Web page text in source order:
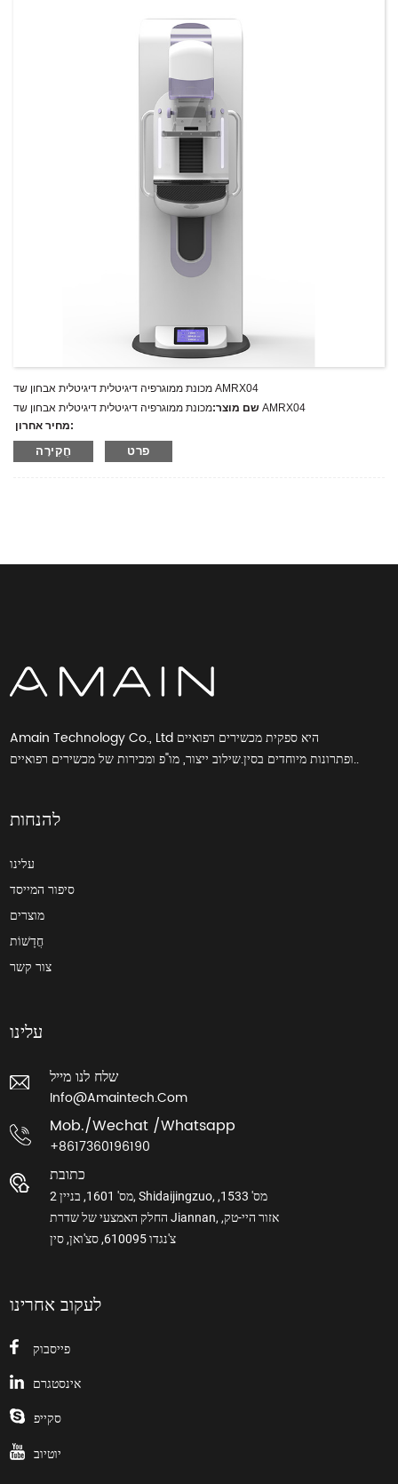
T/T,L/C,D/A,D/P,Western Union,MoneyGram,PayPal
מכונת ממוגרפיה דיגיטלית דיגיטלית אבחון שד AMRX04
שם מוצר: מכונת ממוגרפיה דיגיטלית דיגיטלית אבחון שד AMRX04
מחיר אחרון:
מספר דגם.:AMRX04
מִשׁקָל:משקל נטו: ק"ג
חֲקִירָה פרט
Amain Technology Co., Ltd היא ספקית מכשירים רפואיים
ופתרונות מיוחדים בסין.שילוב ייצור, מו"פ ומכירות של מכשירים רפואיים..
להנחות
עלינו
סיפור המייסד
מוצרים
חֲדָשׁוֹת
צור קשר
עלינו
שלח לנו מייל
Info@amaintech.com
Mob./wechat /whatsapp
+8617360196190
כתובת
מס' 1601, בניין 2, Shidaijingzuo, מס' 1533,
החלק האמצעי של שדרת Jiannan, אזור היי-טק,
צ'נגדו 610095, סצ'ואן, סין
לעקוב אחרינו
פייסבוק
אינסטגרם
סקייפ
יוטיוב